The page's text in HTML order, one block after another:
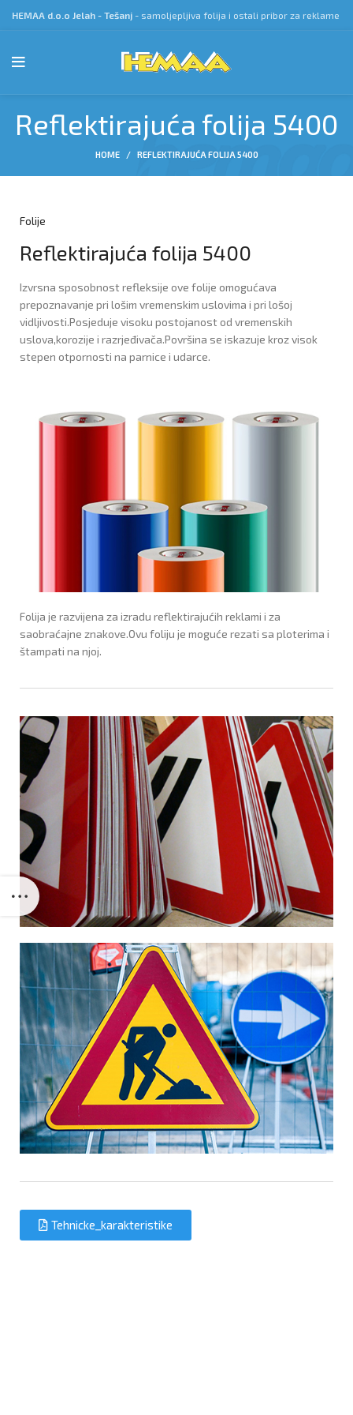
HEMAA d.o.o Jelah - Tešanj - samoljepljiva folija i ostali pribor za reklame
Reflektirajuća folija 5400
HOME REFLEKTIRAJUĆA FOLIJA 5400
Folije
Reflektirajuća folija 5400
Izvrsna sposobnost refleksije ove folije omogućava
prepoznavanje pri lošim vremenskim uslovima i pri lošoj
vidljivosti.Posjeduje visoku postojanost od vremenskih
uslova,korozije i razrjeđivača.Površina se iskazuje kroz visok
stepen otpornosti na parnice i udarce.
Folija je razvijena za izradu reflektirajućih reklami i za
saobraćajne znakove.Ovu foliju je moguće rezati sa ploterima i
štampati na njoj.
Tehnicke_karakteristike